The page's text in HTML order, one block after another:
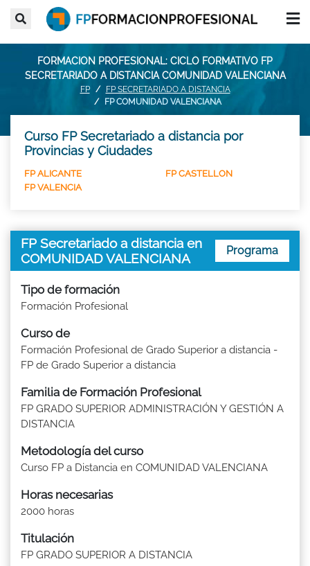
FORMACION PROFESIONAL: CICLO FORMATIVO FP
SECRETARIADO A DISTANCIA COMUNIDAD VALENCIANA
FP
FP SECRETARIADO A DISTANCIA
FP COMUNIDAD VALENCIANA
Curso FP Secretariado a distancia por
Provincias y Ciudades
FP ALICANTE
FP CASTELLON
FP VALENCIA
FP Secretariado a distancia en
COMUNIDAD VALENCIANA
Programa
Tipo de formación
Formación Profesional
Curso de
Formación Profesional de Grado Superior a distancia -
FP de Grado Superior a distancia
Familia de Formación Profesional
FP GRADO SUPERIOR ADMINISTRACIÓN Y GESTIÓN A
DISTANCIA
Metodología del curso
Curso FP a Distancia en COMUNIDAD VALENCIANA
Horas necesarias
2000 horas
Titulación
FP GRADO SUPERIOR A DISTANCIA